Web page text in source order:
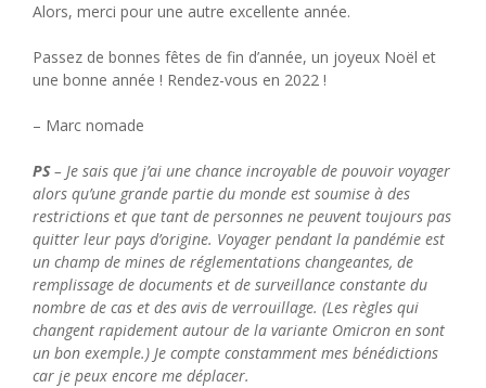
Alors, merci pour une autre excellente année.
Passez de bonnes fêtes de fin d’année, un joyeux Noël et
une bonne année ! Rendez-vous en 2022 !
– Marc nomade
PS– Je sais que j’ai une chance incroyable de pouvoir voyager
alors qu’une grande partie du monde est soumise à des
restrictions et que tant de personnes ne peuvent toujours pas
quitter leur pays d’origine. Voyager pendant la pandémie est
un champ de mines de réglementations changeantes, de
remplissage de documents et de surveillance constante du
nombre de cas et des avis de verrouillage. (Les règles qui
changent rapidement autour de la variante Omicron en sont
un bon exemple.) Je compte constamment mes bénédictions
car je peux encore me déplacer.